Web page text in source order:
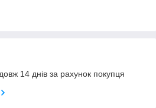
14 днів за рахунок покупця